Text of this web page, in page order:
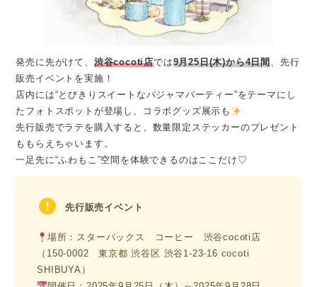
発売に先がけて、 渋谷cocoti店では9月25日(木)から4日間、先行
販売イベントを実施！
店内には“とびきりスイートなパジャマパーティー”をテーマにし
たフォトスポットが登場し、コラボグッズ展示も
先行販売でラテを購入すると、数量限定ステッカーのプレゼント
ももらえちゃいます。
一足先に“ふわもこ”空間を体験できるのはここだけ♡
先行販売イベント
場所：スターバックス コーヒー 渋谷cocoti店
（150-0002 東京都 渋谷区 渋谷1-23-16 cocoti
SHIBUYA）